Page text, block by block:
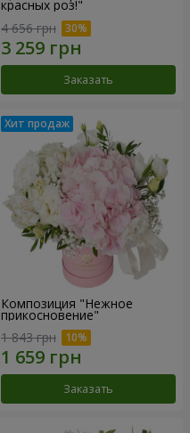
красных роз!"
4 656 грн
Заказать
Композиция "Нежное
прикосновение"
1 843 грн
Заказать